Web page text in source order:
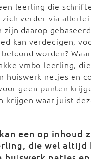
leerling die
zich verder via
daarop
kan verdedigen,
worden?
vmbo-leerling,
huiswerk netjes en
geen punten
krijgen waar juist
een op inhoud
die wel altijd
huiswerk netjes en